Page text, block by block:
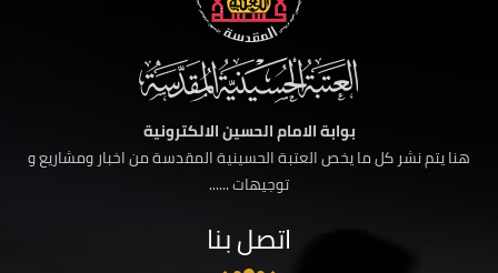
بوابة الامام الحسين الالكترونية
هنا يتم نشر كل ما يخص العتبة الحسينية المقدسة من اخبار ومشاريع و
توجيهات ......
اتصل بنا